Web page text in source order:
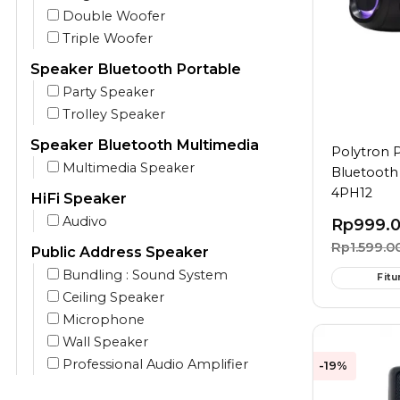
Double Woofer
Triple Woofer
Speaker Bluetooth Portable
Party Speaker
Trolley Speaker
Speaker Bluetooth Multimedia
Multimedia Speaker
HiFi Speaker
Audivo
Public Address Speaker
Bundling : Sound System
Ceiling Speaker
Microphone
Wall Speaker
Professional Audio Amplifier
Polytron
Bluetooth
4PH12
Rp
Rp
-19%